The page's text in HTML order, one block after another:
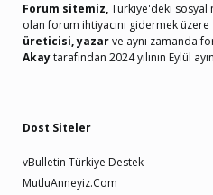
Forum sitemiz,Türkiye'deki sosyal
olan forum ihtiyacını gidermek üzere
üreticisi, yazarve aynı zamanda
Akaytarafından 2024 yılının Eylül
Dost Siteler
vBulletin Türkiye Destek
MutluAnneyiz.Com